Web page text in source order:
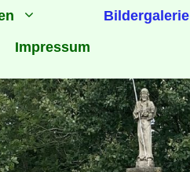
Bildergalerie
Impressum